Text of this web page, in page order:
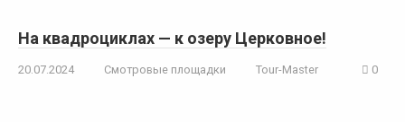
На квадроциклах — к озеру Церковное!
20.07.2024 Смотровые площадки Tour-Master 0